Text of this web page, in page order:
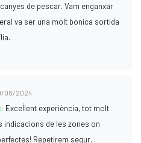
de pescar. Vam enganxar
va ser una molt bonica sortida
08/2024
Excel·lent experiència, tot molt
indicacions de les zones on
Repetirem segur.